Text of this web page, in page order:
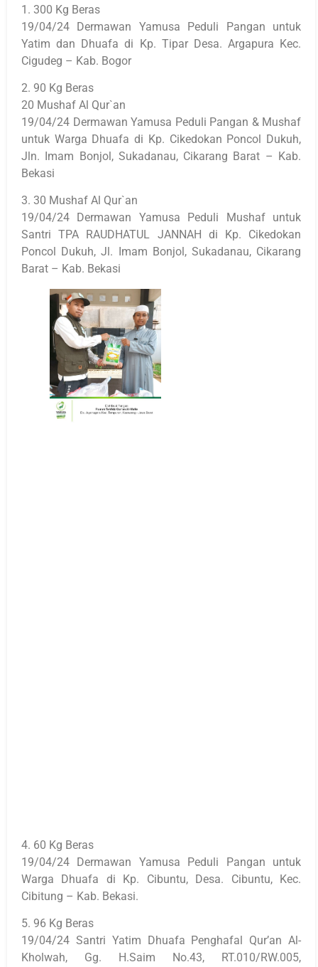
1. 300 Kg Beras
19/04/24 Dermawan Yamusa Peduli Pangan untuk
Yatim dan Dhuafa di Kp. Tipar Desa. Argapura Kec.
Cigudeg – Kab. Bogor
2. 90 Kg Beras
20 Mushaf Al Qur`an
19/04/24 Dermawan Yamusa Peduli Pangan & Mushaf
untuk Warga Dhuafa di Kp. Cikedokan Poncol Dukuh,
Jln. Imam Bonjol, Sukadanau, Cikarang Barat – Kab.
Bekasi
3. 30 Mushaf Al Qur`an
19/04/24 Dermawan Yamusa Peduli Mushaf untuk
Santri TPA RAUDHATUL JANNAH di Kp. Cikedokan
Poncol Dukuh, Jl. Imam Bonjol, Sukadanau, Cikarang
Barat – Kab. Bekasi
4. 60 Kg Beras
19/04/24 Dermawan Yamusa Peduli Pangan untuk
Warga Dhuafa di Kp. Cibuntu, Desa. Cibuntu, Kec.
Cibitung – Kab. Bekasi.
5. 96 Kg Beras
19/04/24 Santri Yatim Dhuafa Penghafal Qur’an Al-
Kholwah, Gg. H.Saim No.43, RT.010/RW.005,